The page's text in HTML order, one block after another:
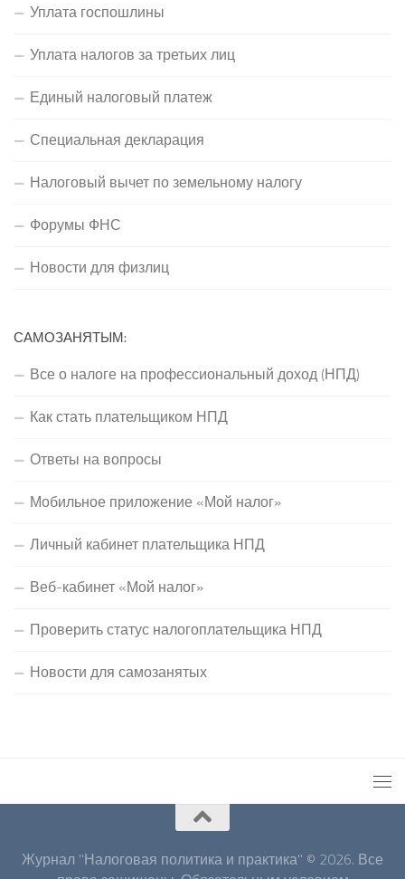
Уплата госпошлины
Уплата налогов за третьих лиц
Единый налоговый платеж
Специальная декларация
Налоговый вычет по земельному налогу
Форумы ФНС
Новости для физлиц
САМОЗАНЯТЫМ:
Все о налоге на профессиональный доход (НПД)
Как стать плательщиком НПД
Ответы на вопросы
Мобильное приложение «Мой налог»
Личный кабинет плательщика НПД
Веб-кабинет «Мой налог»
Проверить статус налогоплательщика НПД
Новости для самозанятых
Журнал "Налоговая политика и практика" © 2026. Все